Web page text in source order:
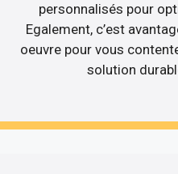
personnalisés pour
Egalement, c’est
oeuvre pour vous
solution